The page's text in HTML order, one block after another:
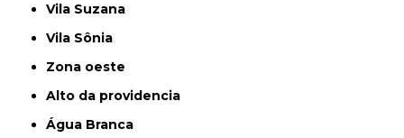
Vila Suzana
Vila Sônia
Zona oeste
alto da providencia
Água Branca